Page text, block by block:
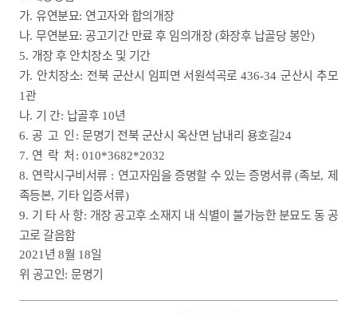
가.유연분묘: 연고자와 합의개장
나.무연분묘:공고기간 만료 후 임의개장(화장후 납골당 봉안)
5. 개장 후 안치장소 및 기간
가. 안치장소: 전북 군산시 임피면 서원석곡로436-34군산시 추모
1관
나. 기 간: 납골후 10년
6. 공 고 인 :문명기 전북 군산시 옥산면 남내리 용호길24
7. 연 락 처 : 010*3682*2032
8. 연락시구비서류 : 연고자임을 증명할 수 있는 증명서류(족보, 제
족등본, 기타 입증서류)
9. 기 타 사 항: 개장 공고후 소재지 내 식별이 불가능한 분묘도 동 공
고로 갈음함
2021 년 8월 18일
위 공고인:문명기